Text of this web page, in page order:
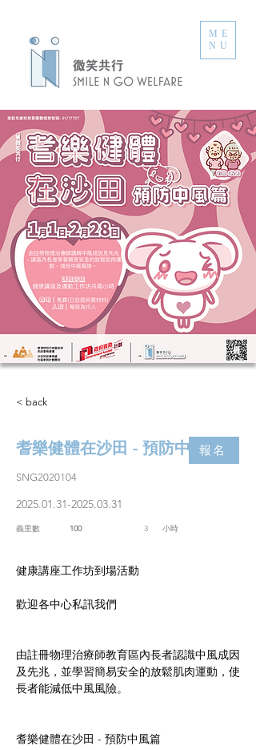
ME
NU
< back
耆樂健體在沙田 - 預防中風篇
報名
SNG2020104
2025.01.31-2025.03.31
義里數 100 3 ​小時
健康講座工作坊到場活動
歡迎各中心私訊我們
由註冊物理治療師教育區內長者認識中風成因
及先兆，並學習簡易安全的放鬆肌肉運動，使
長者能減低中風風險。
耆樂健體在沙田 - 預防中風篇